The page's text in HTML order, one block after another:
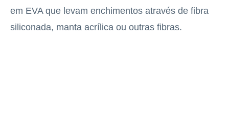
em EVA que levam enchimentos através de fibra
siliconada, manta acrílica ou outras fibras.